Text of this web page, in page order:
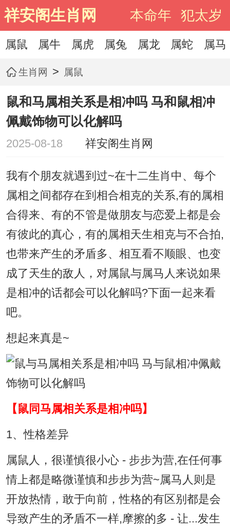
祥安阁生肖网 本命年 犯太岁
属鼠 属牛 属虎 属兔 属龙 属蛇 属马
生肖网 > 属鼠
鼠和马属相关系是相冲吗 马和鼠相冲
佩戴饰物可以化解吗
2025-08-18 祥安阁生肖网
我有个朋友就遇到过~在十二生肖中、每个
属相之间都存在到相合相克的关系,有的属相
合得来、有的不管是做朋友与恋爱上都是会
有彼此的真心，有的属相天生相克与不合拍,
也带来产生的矛盾多、相互看不顺眼、也变
成了天生的敌人，对属鼠与属马人来说如果
是相冲的话都会可以化解吗?下面一起来看
吧。
想起来真是~
【鼠同马属相关系是相冲吗】
1、性格差异
属鼠人，很谨慎很小心 - 步步为营,在任何事
情上都是略微谨慎和步步为营~属马人则是
开放热情，敢于向前，性格的有区别都是会
导致产生的矛盾不一样,摩擦的多 - 让...发生